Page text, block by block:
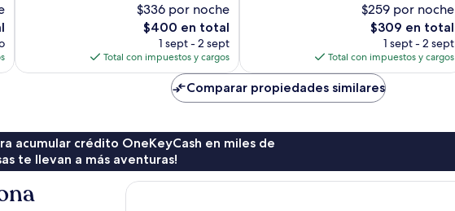
$336 por noche
El
precio
actual
es
$400 en total
1 sept - 2 sept
Total con impuestos y cargos
$259 por noche
El
precio
actual
es
de
$309
$309 en total
1 sept - 2 sept
Total con impuestos y cargos
Comparar propiedades similares
acumular crédito OneKeyCash en miles de
te llevan a más aventuras!